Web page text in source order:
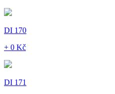
DI 170
+ 0 Kč
DI 171